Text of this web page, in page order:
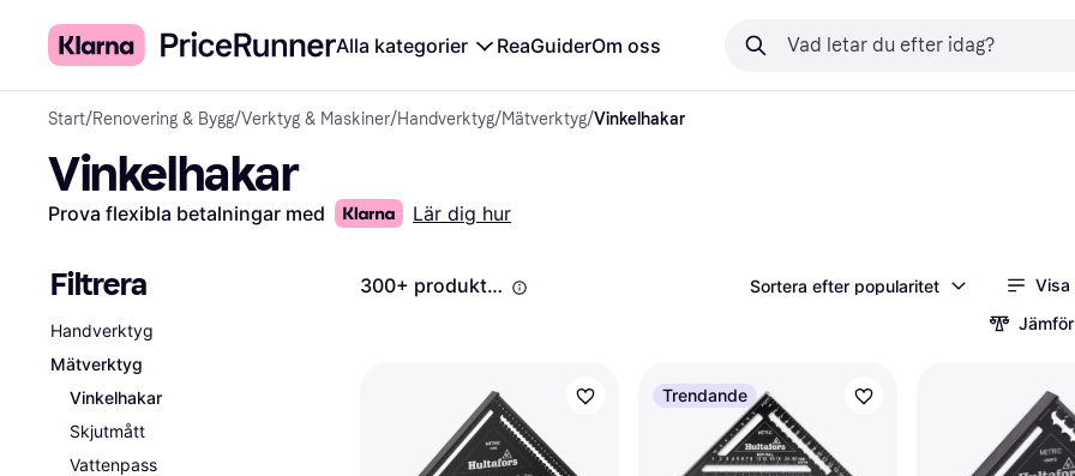
Alla kategorier ReaGuiderOm oss
Start/Renovering & Bygg/Verktyg & Maskiner/Handverktyg/Mätverktyg/Vinkelhakar
Vinkelhakar
Prova flexibla betalningar med Lär dig hur
Filtrera
Handverktyg
Mätverktyg
Vinkelhakar
Skjutmått
Vattenpass
300+ produkter Sortera efter popularitet
Visa
Trendande